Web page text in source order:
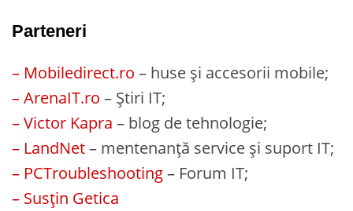
Parteneri
– Mobiledirect.ro – huse și accesorii mobile;
– ArenaIT.ro – Știri IT;
– Victor Kapra – blog de tehnologie;
– LandNet– mentenanță service și suport IT;
– PCTroubleshooting– Forum IT;
– Susțin Getica